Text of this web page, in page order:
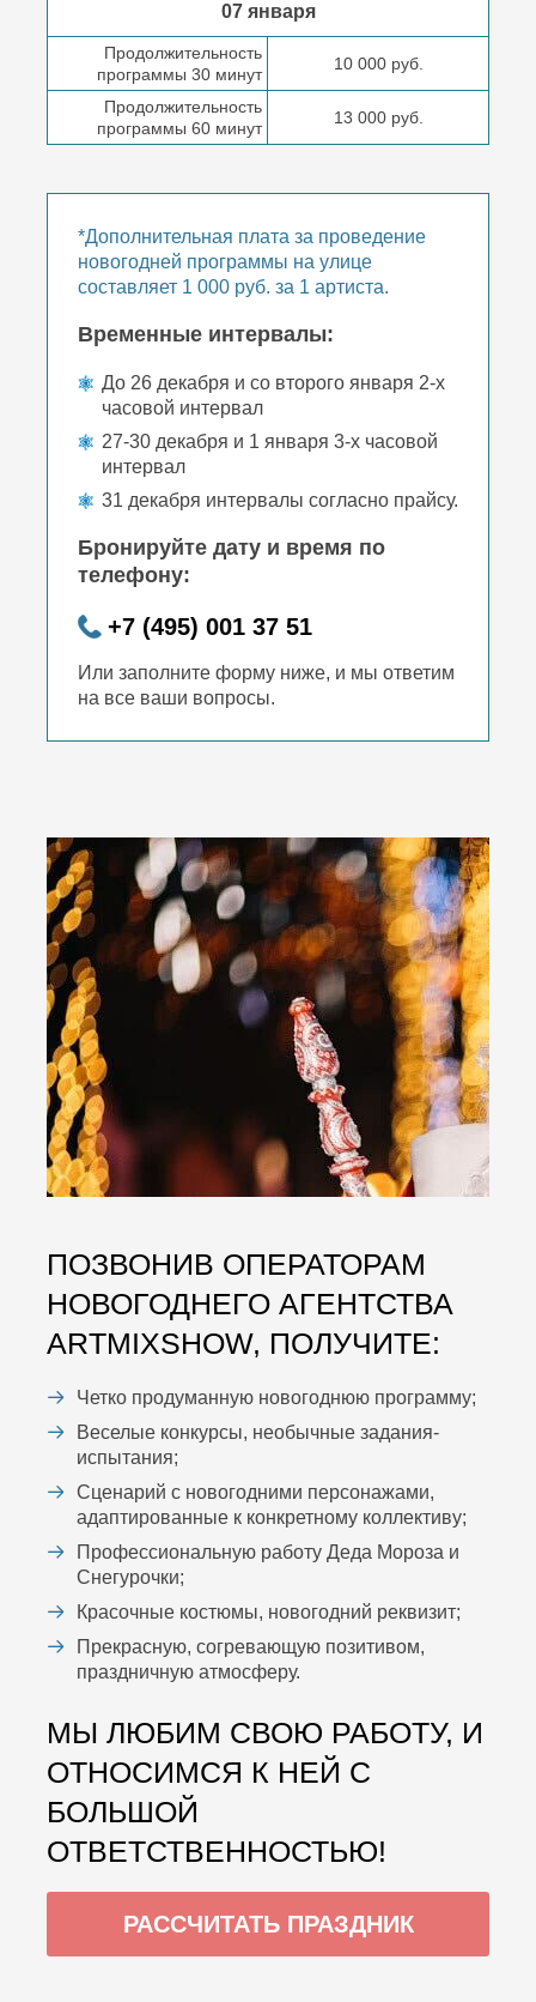
07 января
Продолжительность
программы 30 минут
10 000 руб.
Продолжительность
программы 60 минут
13 000 руб.
*Дополнительная плата за проведение
новогодней программы на улице
составляет 1 000 руб. за 1 артиста.
Временные интервалы:
До 26 декабря и со второго января 2-х
часовой интервал
27-30 декабря и 1 января 3-х часовой
интервал
31 декабря интервалы согласно прайсу.
Бронируйте дату и время по
телефону:
+7 (495) 001 37 51
Или заполните форму ниже, и мы ответим
на все ваши вопросы.
ПОЗВОНИВ ОПЕРАТОРАМ
НОВОГОДНЕГО АГЕНТСТВА
ARTMIXSHOW, ПОЛУЧИТЕ:
Четко продуманную новогоднюю программу;
Веселые конкурсы, необычные задания-
испытания;
Сценарий с новогодними персонажами,
адаптированные к конкретному коллективу;
Профессиональную работу Деда Мороза и
Снегурочки;
Красочные костюмы, новогодний реквизит;
Прекрасную, согревающую позитивом,
праздничную атмосферу.
МЫ ЛЮБИМ СВОЮ РАБОТУ, И
ОТНОСИМСЯ К НЕЙ С
БОЛЬШОЙ
ОТВЕТСТВЕННОСТЬЮ!
РАССЧИТАТЬ ПРАЗДНИК